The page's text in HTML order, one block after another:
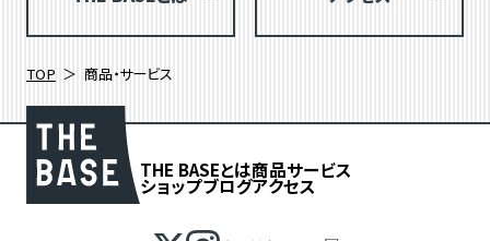
TOP 商品・サービス
THE BASEとは商品サービス
ショップブログアクセス